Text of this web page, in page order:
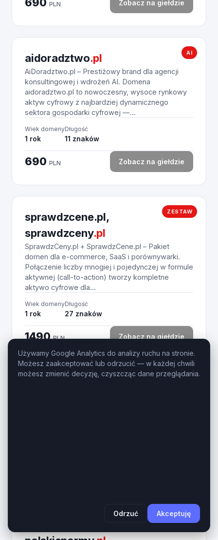
PLN Zobacz na giełdzie
AI
aidoradztwo.pl
AiDoradztwo.pl – Prestiżowy brand dla agencji
konsultingowej i wdrożeń AI. Domena
aidoradztwo.pl to nowoczesny, wysoce rynkowy
aktyw cyfrowy z najbardziej dynamicznego
sektora gospodarki cyfrowej —...
Wiek domeny
1 rok
Długość
11 znaków
690 PLN Zobacz na giełdzie
ZESTAW
sprawdzcene.pl,
sprawdzceny.pl
SprawdzCeny.pl + SprawdzCene.pl – Pakiet
domen dla e-commerce, SaaS i porównywarki.
Połączenie liczby mnogiej i pojedynczej w formule
aktywnej (call-to-action) tworzy kompletne
aktywo cyfrowe dla...
Wiek domeny
1 rok
Długość
27 znaków
1490PLN Zobacz na giełdzie
Używamy Google Analytics do analizy ruchu na stronie.
Możesz zaakceptować lub odrzucić — w każdej chwili
możesz zmienić decyzję, czyszcząc dane przeglądania.
Odrzuć Akceptuję